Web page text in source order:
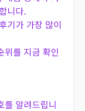
니다.
기가 가장 많이
위를 지금 확인
를 알려드립니